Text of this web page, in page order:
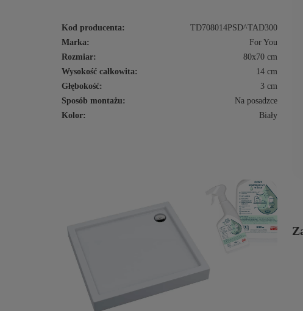
Kod producenta:
TD708014PSD^TAD300
Marka:
For You
Rozmiar:
80x70 cm
Wysokość całkowita:
14 cm
Głębokość:
3 cm
Sposób montażu:
Na posadzce
Kolor:
Biały